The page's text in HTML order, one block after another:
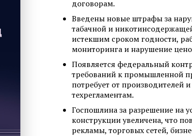
договорам.
Введены новые штрафы за
табачной и
истекшим сроком годности,
мониторинга и нарушение
Появляется федеральный
требований к промышленной
потребует от производителей
техрегламентам.
Госпошлина за разрешение на
конструкции увеличена, что
рекламы, торговых сетей,